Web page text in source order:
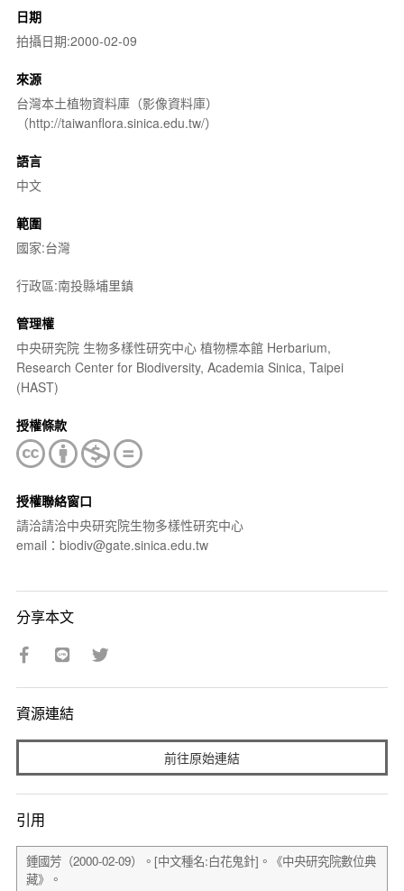
日期
拍攝日期:2000-02-09
來源
台灣本土植物資料庫（影像資料庫）
（http://taiwanflora.sinica.edu.tw/）
語言
中文
範圍
國家:台灣
行政區:南投縣埔里鎮
管理權
中央研究院 生物多樣性研究中心 植物標本館 Herbarium,
Research Center for Biodiversity, Academia Sinica, Taipei
(HAST)
授權條款
授權聯絡窗口
請洽請洽中央研究院生物多樣性研究中心
email：biodiv@gate.sinica.edu.tw
分享本文
資源連結
前往原始連結
引用